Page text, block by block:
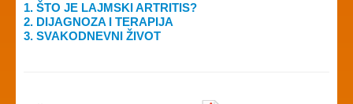
1. ŠTO JE LAJMSKI ARTRITIS?
2. DIJAGNOZA I TERAPIJA
3. SVAKODNEVNI ŽIVOT